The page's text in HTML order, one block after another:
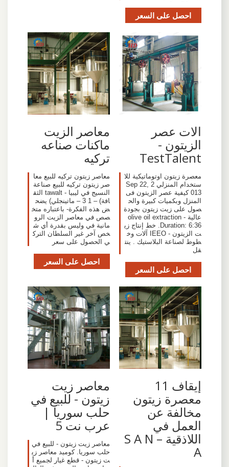
احصل على السعر
الات عصر
الزيتون -
TestTalent
معصرة زيتون اوتوماتيكية للا
ستخدام المنزلي Sep 22, 2
013 كيفية عصر الزيتون فى
المنزل وبكميات كبيرة والح
صول على زيت زيتون بجودة
عالية olive oil extraction -
Duration: 6:36. خط إنتاج زي
ت الزيتون - IEEO آلات وخ
طوط لصناعة البلاستيك . ينت
قل
احصل على السعر
معاصر الزيت
ماكنات صناعه
تركيه
معاصر زيتون تركيه للبيع معا
صر زيتون تركيه للبيع صناعة
النسيج في ليبيا - tawalt الثق
افة) – 1 3 – ماتينجلي) يضح
ض هذه الفكرة- باعتباره متخ
صص في معاصر الزيت الرو
مانية في وليس بقدرة أي ش
خص آخر غير السلطان الترك
ي الحصول على سعر
احصل على السعر
إيقاف 11
معصرة زيتون
مخالفة عن
العمل في
اللاذقية – S A N
A
معاصر زيت
زيتون - للبيع في
حلب سوريا |
عرب نت 5
معاصر زيت زيتون - للبيع في
حلب سوريا. كوميد معاصر زي
ت زيتون - قطع غيار لجميع أ